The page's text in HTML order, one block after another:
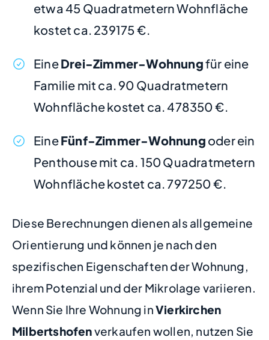
etwa 45 Quadratmetern Wohnfläche
kostet ca. 239175 €.
EineDrei-Zimmer-Wohnungfür eine
Familie mit ca. 90 Quadratmetern
Wohnfläche kostet ca. 478350 €.
EineFünf-Zimmer-Wohnung oder ein
Penthouse mit ca. 150 Quadratmetern
Wohnfläche kostet ca. 797250 €.
Diese Berechnungen dienen als allgemeine
Orientierung und können je nach den
spezifischen Eigenschaften der Wohnung,
ihrem Potenzial und der Mikrolage variieren.
Wenn Sie Ihre Wohnung inVierkirchen
Milbertshofenverkaufen wollen, nutzen Sie